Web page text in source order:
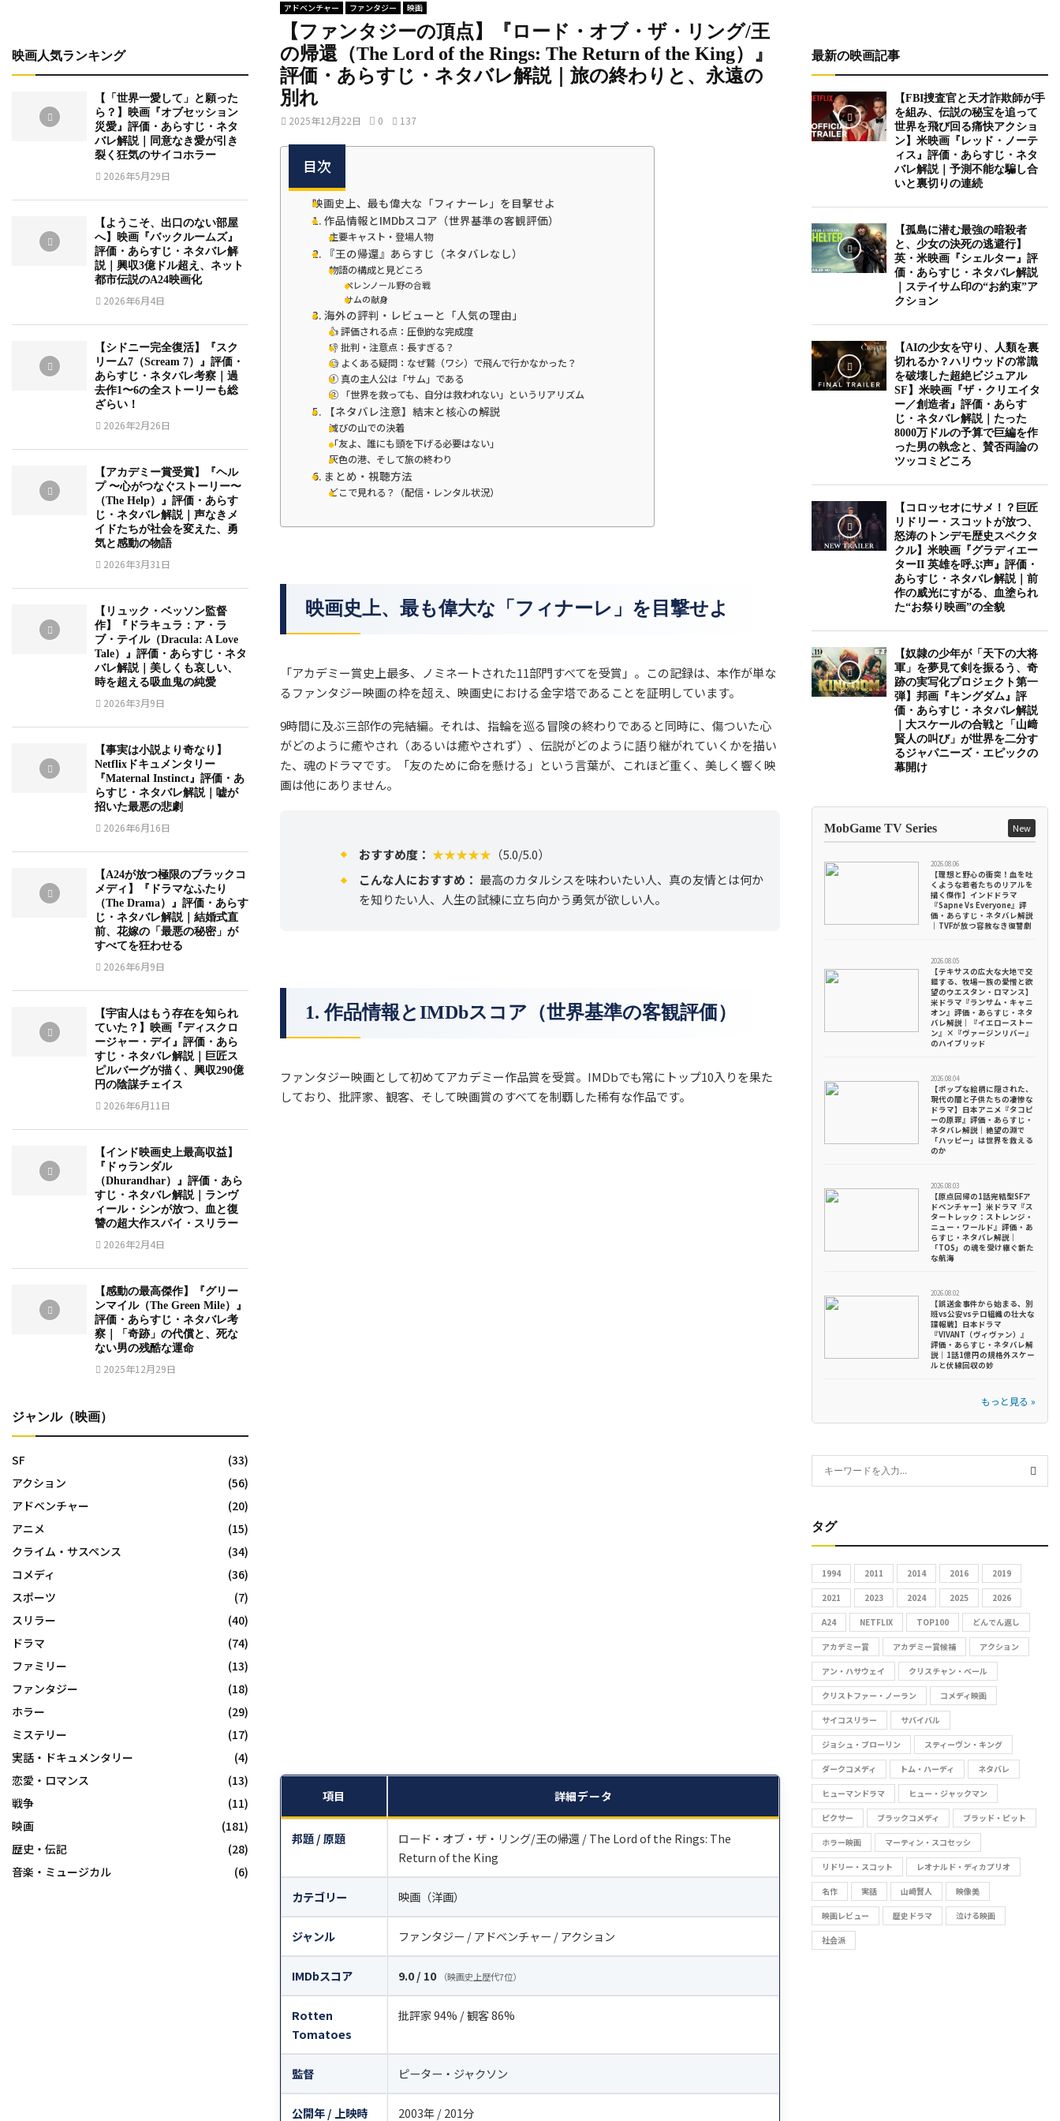
アドベンチャー ファンタジー 映画
【ファンタジーの頂点】『ロード・オブ・ザ・リング/王
の帰還（The Lord of the Rings: The Return of the King）』
評価・あらすじ・ネタバレ解説｜旅の終わりと、永遠の
別れ
2025年12月22日 0 137
目次
映画史上、最も偉大な「フィナーレ」を目撃せよ
1. 作品情報とIMDbスコア（世界基準の客観評価）
主要キャスト・登場人物
2. 『王の帰還』あらすじ（ネタバレなし）
物語の構成と見どころ
ペレンノール野の合戦
サムの献身
3. 海外の評判・レビューと「人気の理由」
👍 評価される点：圧倒的な完成度
👎 批判・注意点：長すぎる？
🧐 よくある疑問：なぜ鷲（ワシ）で飛んで行かなかった？
① 真の主人公は「サム」である
② 「世界を救っても、自分は救われない」というリアリズム
5. 【ネタバレ注意】結末と核心の解説
滅びの山での決着
「友よ、誰にも頭を下げる必要はない」
灰色の港、そして旅の終わり
6. まとめ・視聴方法
どこで見れる？（配信・レンタル状況）
映画史上、最も偉大な「フィナーレ」を目撃せよ
「アカデミー賞史上最多、ノミネートされた11部門すべてを受賞」。この記録は、本作が単な
るファンタジー映画の枠を超え、映画史における金字塔であることを証明しています。
9時間に及ぶ三部作の完結編。それは、指輪を巡る冒険の終わりであると同時に、傷ついた心
がどのように癒やされ（あるいは癒やされず）、伝説がどのように語り継がれていくかを描い
た、魂のドラマです。「友のために命を懸ける」という言葉が、これほど重く、美しく響く映
画は他にありません。
おすすめ度： ★★★★★ （5.0/5.0）
こんな人におすすめ： 最高のカタルシスを味わいたい人、真の友情とは何か
を知りたい人、人生の試練に立ち向かう勇気が欲しい人。
1. 作品情報とIMDbスコア（世界基準の客観評価）
ファンタジー映画として初めてアカデミー作品賞を受賞。IMDbでも常にトップ10入りを果た
しており、批評家、観客、そして映画賞のすべてを制覇した稀有な作品です。
項目 詳細データ
邦題 / 原題
ロード・オブ・ザ・リング/王の帰還 / The Lord of the Rings: The
Return of the King
カテゴリー 映画（洋画）
ジャンル ファンタジー / アドベンチャー / アクション
IMDbスコア 9.0 / 10 （映画史上歴代7位）
Rotten
Tomatoes
批評家 94% / 観客 86%
監督 ピーター・ジャクソン
公開年 / 上映時 2003年 / 201分
映画人気ランキング
【「世界一愛して」と願った
ら？】映画『オブセッション
災愛』評価・あらすじ・ネタ
バレ解説｜同意なき愛が引き
裂く狂気のサイコホラー
2026年5月29日
【ようこそ、出口のない部屋
へ】映画『バックルームズ』
評価・あらすじ・ネタバレ解
説｜興収3億ドル超え、ネット
都市伝説のA24映画化
2026年6月4日
【シドニー完全復活】『スク
リーム7（Scream 7）』評価・
あらすじ・ネタバレ考察｜過
去作1〜6の全ストーリーも総
ざらい！
2026年2月26日
【アカデミー賞受賞】『ヘル
プ 〜心がつなぐストーリー〜
（The Help）』評価・あらす
じ・ネタバレ解説｜声なきメ
イドたちが社会を変えた、勇
気と感動の物語
2026年3月31日
【リュック・ベッソン監督
作】『ドラキュラ：ア・ラ
ブ・テイル（Dracula: A Love
Tale）』評価・あらすじ・ネタ
バレ解説｜美しくも哀しい、
時を超える吸血鬼の純愛
2026年3月9日
【事実は小説より奇なり】
Netflixドキュメンタリー
『Maternal Instinct』評価・あ
らすじ・ネタバレ解説｜嘘が
招いた最悪の悲劇
2026年6月16日
【A24が放つ極限のブラックコ
メディ】『ドラマなふたり
（The Drama）』評価・あらす
じ・ネタバレ解説｜結婚式直
前、花嫁の「最悪の秘密」が
すべてを狂わせる
2026年6月9日
【宇宙人はもう存在を知られ
ていた？】映画『ディスクロ
ージャー・デイ』評価・あら
すじ・ネタバレ解説｜巨匠ス
ピルバーグが描く、興収290億
円の陰謀チェイス
2026年6月11日
【インド映画史上最高収益】
『ドゥランダル
（Dhurandhar）』評価・あら
すじ・ネタバレ解説｜ランヴ
ィール・シンが放つ、血と復
讐の超大作スパイ・スリラー
2026年2月4日
【感動の最高傑作】『グリー
ンマイル（The Green Mile）』
評価・あらすじ・ネタバレ考
察｜「奇跡」の代償と、死な
ない男の残酷な運命
2025年12月29日
ジャンル（映画）
SF
(33)
アクション
(56)
アドベンチャー
(20)
アニメ
(15)
クライム・サスペンス
(34)
コメディ
(36)
スポーツ
(7)
スリラー
(40)
ドラマ
(74)
ファミリー
(13)
ファンタジー
(18)
ホラー
(29)
ミステリー
(17)
実話・ドキュメンタリー
(4)
恋愛・ロマンス
(13)
戦争
(11)
映画
(181)
歴史・伝記
(28)
音楽・ミュージカル
(6)
最新の映画記事
【FBI捜査官と天才詐欺師が手
を組み、伝説の秘宝を追って
世界を飛び回る痛快アクショ
ン】米映画『レッド・ノーテ
ィス』評価・あらすじ・ネタ
バレ解説｜予測不能な騙し合
いと裏切りの連続
【孤島に潜む最強の暗殺者
と、少女の決死の逃避行】
英・米映画『シェルター』評
価・あらすじ・ネタバレ解説
｜ステイサム印の“お約束”ア
クション
【AIの少女を守り、人類を裏
切れるか？ハリウッドの常識
を破壊した超絶ビジュアル
SF】米映画『ザ・クリエイタ
ー／創造者』評価・あらす
じ・ネタバレ解説｜たった
8000万ドルの予算で巨編を作
った男の執念と、賛否両論の
ツッコミどころ
【コロッセオにサメ！？巨匠
リドリー・スコットが放つ、
怒涛のトンデモ歴史スペクタ
クル】米映画『グラディエー
ターII 英雄を呼ぶ声』評価・
あらすじ・ネタバレ解説｜前
作の威光にすがる、血塗られ
た“お祭り映画”の全貌
【奴隷の少年が「天下の大将
軍」を夢見て剣を振るう、奇
跡の実写化プロジェクト第一
弾】邦画『キングダム』評
価・あらすじ・ネタバレ解説
｜大スケールの合戦と「山﨑
賢人の叫び」が世界を二分す
るジャパニーズ・エピックの
幕開け
MobGame TV Series New
2026.08.06
【理想と野心の衝突！血を吐
くような若者たちのリアルを
描く傑作】インドドラマ
『Sapne Vs Everyone』評
価・あらすじ・ネタバレ解説
｜TVFが放つ容赦なき復讐劇
2026.08.05
【テキサスの広大な大地で交
錯する、牧場一族の愛憎と欲
望のウエスタン・ロマンス】
米ドラマ『ランサム・キャニ
オン』評価・あらすじ・ネタ
バレ解説｜『イエローストー
ン』×『ヴァージンリバー』
のハイブリッド
2026.08.04
【ポップな絵柄に隠された、
現代の闇と子供たちの凄惨な
ドラマ】日本アニメ『タコピ
ーの原罪』評価・あらすじ・
ネタバレ解説｜絶望の淵で
「ハッピー」は世界を救える
のか
2026.08.03
【原点回帰の1話完結型SFア
ドベンチャー】米ドラマ『ス
タートレック：ストレンジ・
ニュー・ワールド』評価・あ
らすじ・ネタバレ解説｜
「TOS」の魂を受け継ぐ新た
な航海
2026.08.02
【誤送金事件から始まる、別
班vs公安vsテロ組織の壮大な
諜報戦】日本ドラマ
『VIVANT（ヴィヴァン）』
評価・あらすじ・ネタバレ解
説｜1話1億円の規格外スケー
ルと伏線回収の妙
もっと見る »
e
r
c
h
f
o
:
タグ
1994 2011 2014 2016 2019
2021 2023 2024 2025 2026
A24 NETFLIX TOP100 どんでん返し
アカデミー賞 アカデミー賞候補 アクション
アン・ハサウェイ クリスチャン・ベール
クリストファー・ノーラン コメディ映画
サイコスリラー サバイバル
ジョシュ・ブローリン スティーヴン・キング
ダークコメディ トム・ハーディ ネタバレ
ヒューマンドラマ ヒュー・ジャックマン
ピクサー ブラックコメディ ブラッド・ピット
ホラー映画 マーティン・スコセッシ
リドリー・スコット レオナルド・ディカプリオ
名作 実話 山﨑賢人 映像美
映画レビュー 歴史ドラマ 泣ける映画
社会派